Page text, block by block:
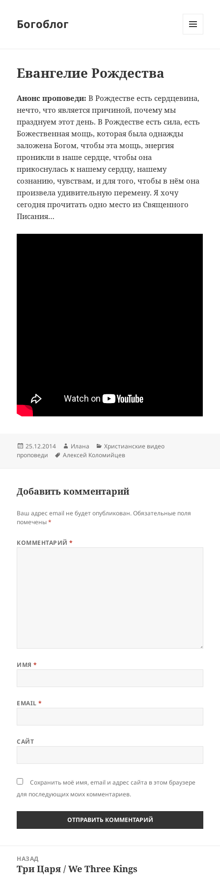
Богоблог
Евангелие Рождества
Анонс проповеди: В Рождестве есть сердцевина,
нечто, что является причиной, почему мы
празднуем этот день. В Рождестве есть сила, есть
Божественная мощь, которая была однажды
заложена Богом, чтобы эта мощь, энергия
проникли в наше сердце, чтобы она
прикоснулась к нашему сердцу, нашему
сознанию, чувствам, и для того, чтобы в нём она
произвела удивительную перемену. Я хочу
сегодня прочитать одно место из Священного
Писания…
Опубликовано
25.12.2014 Автор
Илана Рубрики
Христианские видео
проповеди
Метки
Алексей Коломийцев
Добавить комментарий
Ваш адрес email не будет опубликован. Обязательные поля
помечены*
КОММЕНТАРИЙ*
ИМЯ*
EMAIL*
САЙТ
Сохранить моё имя, email и адрес сайта в этом браузере
для последующих моих комментариев.
записям
НАЗАД
Предыдущая
Три Царя / We Three Kings